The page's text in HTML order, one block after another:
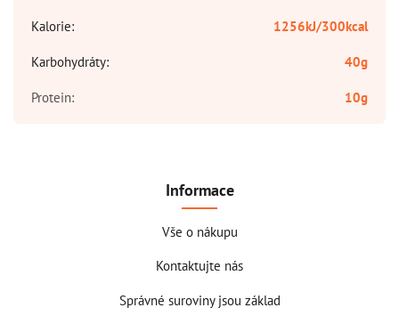
Kalorie:
1256kJ/300kcal
Karbohydráty:
40g
Protein: 10g
Informace
Vše o nákupu
Kontaktujte nás
Správné suroviny jsou základ